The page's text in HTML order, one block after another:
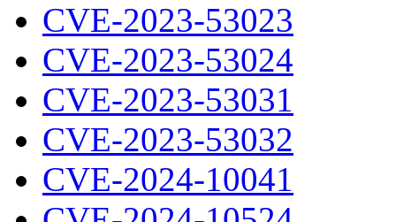
CVE-2023-53023
CVE-2023-53024
CVE-2023-53031
CVE-2023-53032
CVE-2024-10041